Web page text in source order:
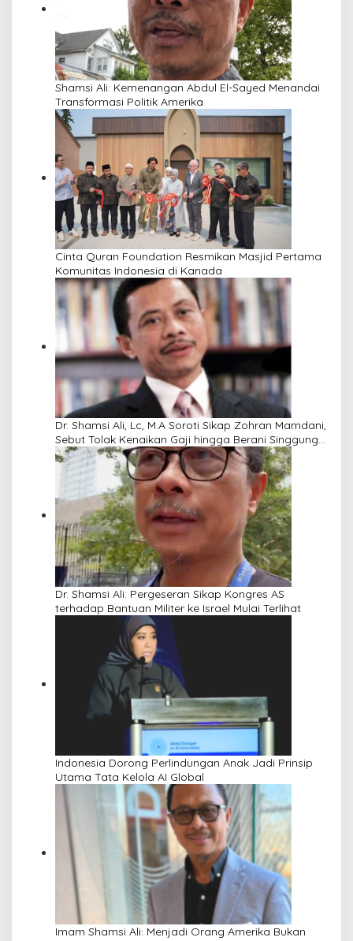
Shamsi Ali: Kemenangan Abdul El-Sayed Menandai
Transformasi Politik Amerika
Cinta Quran Foundation Resmikan Masjid Pertama
Komunitas Indonesia di Kanada
Dr. Shamsi Ali, Lc, M.A Soroti Sikap Zohran Mamdani,
Sebut Tolak Kenaikan Gaji hingga Berani Singgung
Netanyahu
Dr. Shamsi Ali: Pergeseran Sikap Kongres AS
terhadap Bantuan Militer ke Israel Mulai Terlihat
Indonesia Dorong Perlindungan Anak Jadi Prinsip
Utama Tata Kelola AI Global
Imam Shamsi Ali: Menjadi Orang Amerika Bukan